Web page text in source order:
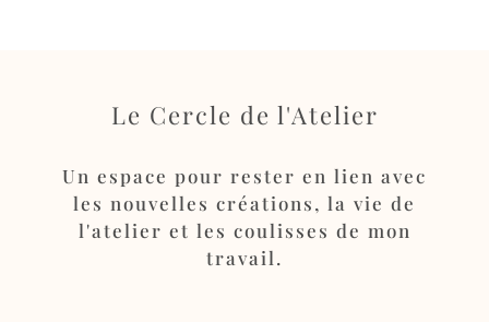
Le Cercle de l'Atelier
Un espace pour rester en lien avec
les nouvelles créations, la vie de
l'atelier et les coulisses de mon
travail.